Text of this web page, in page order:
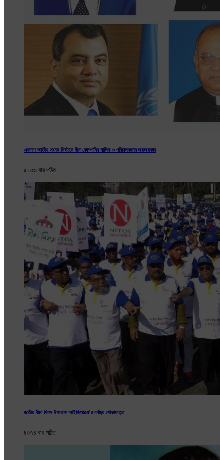
একাদশ জাতীয় সংসদ নির্বাচনে বীমা কোম্পানির মালিক ও পরিচালকদের জয়জয়কার
৫১৩৩ বার পঠিত
জাতীয় বীমা দিবস উপলক্ষে আইডিআরএ’র বর্ণাঢ্য শোভাযাত্রা
৪৩৭৪ বার পঠিত